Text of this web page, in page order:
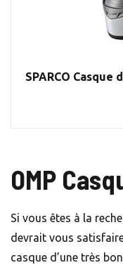
SPARCO Casque
OMP
Si vous êtes à la
devrait vous
casque d’une très